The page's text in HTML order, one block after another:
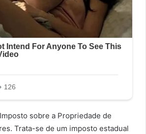
sobre a Propriedade de
Trata-se de um imposto estadual